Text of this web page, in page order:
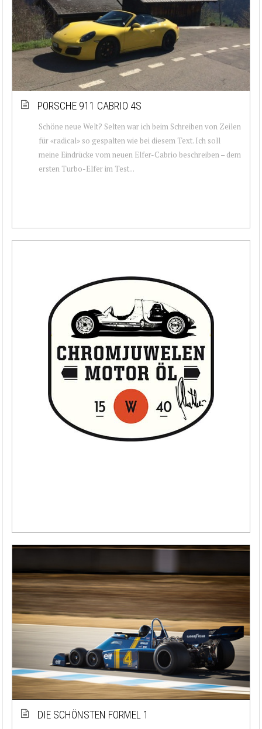
PORSCHE 911 CABRIO 4S
Schöne neue Welt? Selten war ich beim Schreiben von Zeilen
für «radical» so gespalten wie bei diesem Text. Ich soll
meine Eindrücke vom neuen Elfer-Cabrio beschreiben – dem
ersten Turbo-Elfer im Test...
DIE SCHÖNSTEN FORMEL 1